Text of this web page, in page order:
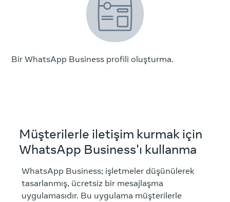
Bir WhatsApp Business profili oluşturma.
Müşterilerle iletişim kurmak için
WhatsApp Business'ı kullanma
WhatsApp Business; işletmeler düşünülerek
tasarlanmış, ücretsiz bir mesajlaşma
uygulamasıdır. Bu uygulama müşterilerle